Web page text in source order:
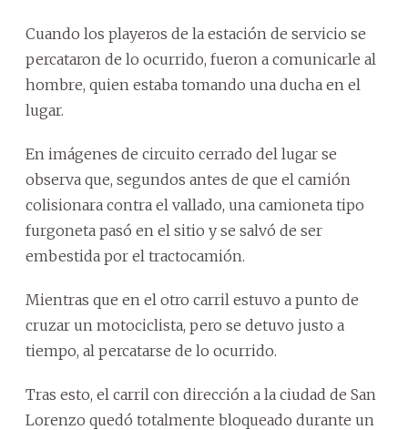
Cuando los playeros de la estación de servicio se
percataron de lo ocurrido, fueron a comunicarle al
hombre, quien estaba tomando una ducha en el
lugar.
En imágenes de circuito cerrado del lugar se
observa que, segundos antes de que el camión
colisionara contra el vallado, una camioneta tipo
furgoneta pasó en el sitio y se salvó de ser
embestida por el tractocamión.
Mientras que en el otro carril estuvo a punto de
cruzar un motociclista, pero se detuvo justo a
tiempo, al percatarse de lo ocurrido.
Tras esto, el carril con dirección a la ciudad de San
Lorenzo quedó totalmente bloqueado durante un